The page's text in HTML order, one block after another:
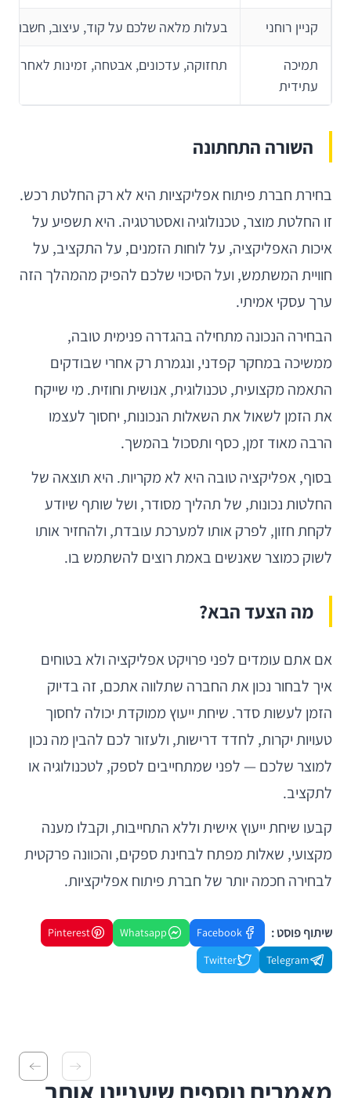
קניין רוחני בעלות מלאה שלכם על קוד, עיצוב, חשבונות
תמיכה
עתידית
תחזוקה, עדכונים, אבטחה, זמינות לאחר
השורה התחתונה
בחירת חברת פיתוח אפליקציות היא לא רק החלטת רכש.
זו החלטת מוצר, טכנולוגיה ואסטרטגיה. היא תשפיע על
איכות האפליקציה, על לוחות הזמנים, על התקציב, על
חוויית המשתמש, ועל הסיכוי שלכם להפיק מהמהלך הזה
ערך עסקי אמיתי.
הבחירה הנכונה מתחילה בהגדרה פנימית טובה,
ממשיכה במחקר קפדני, ונגמרת רק אחרי שבודקים
התאמה מקצועית, טכנולוגית, אנושית וחוזית. מי שייקח
את הזמן לשאול את השאלות הנכונות, יחסוך לעצמו
הרבה מאוד זמן, כסף ותסכול בהמשך.
בסוף, אפליקציה טובה היא לא מקריות. היא תוצאה של
החלטות נכונות, של תהליך מסודר, ושל שותף שיודע
לקחת חזון, לפרק אותו למערכת עובדת, ולהחזיר אותו
לשוק כמוצר שאנשים באמת רוצים להשתמש בו.
מה הצעד הבא?
אם אתם עומדים לפני פרויקט אפליקציה ולא בטוחים
איך לבחור נכון את החברה שתלווה אתכם, זה בדיוק
הזמן לעשות סדר. שיחת ייעוץ ממוקדת יכולה לחסוך
טעויות יקרות, לחדד דרישות, ולעזור לכם להבין מה נכון
למוצר שלכם — לפני שמתחייבים לספק, לטכנולוגיה או
לתקציב.
קבעו שיחת ייעוץ אישית וללא התחייבות, וקבלו מענה
מקצועי, שאלות מפתח לבחינת ספקים, והכוונה פרקטית
לבחירה חכמה יותר של חברת פיתוח אפליקציות.
שיתוף פוסט : Facebook
Whatsapp
Pinterest
Telegram
Twitter